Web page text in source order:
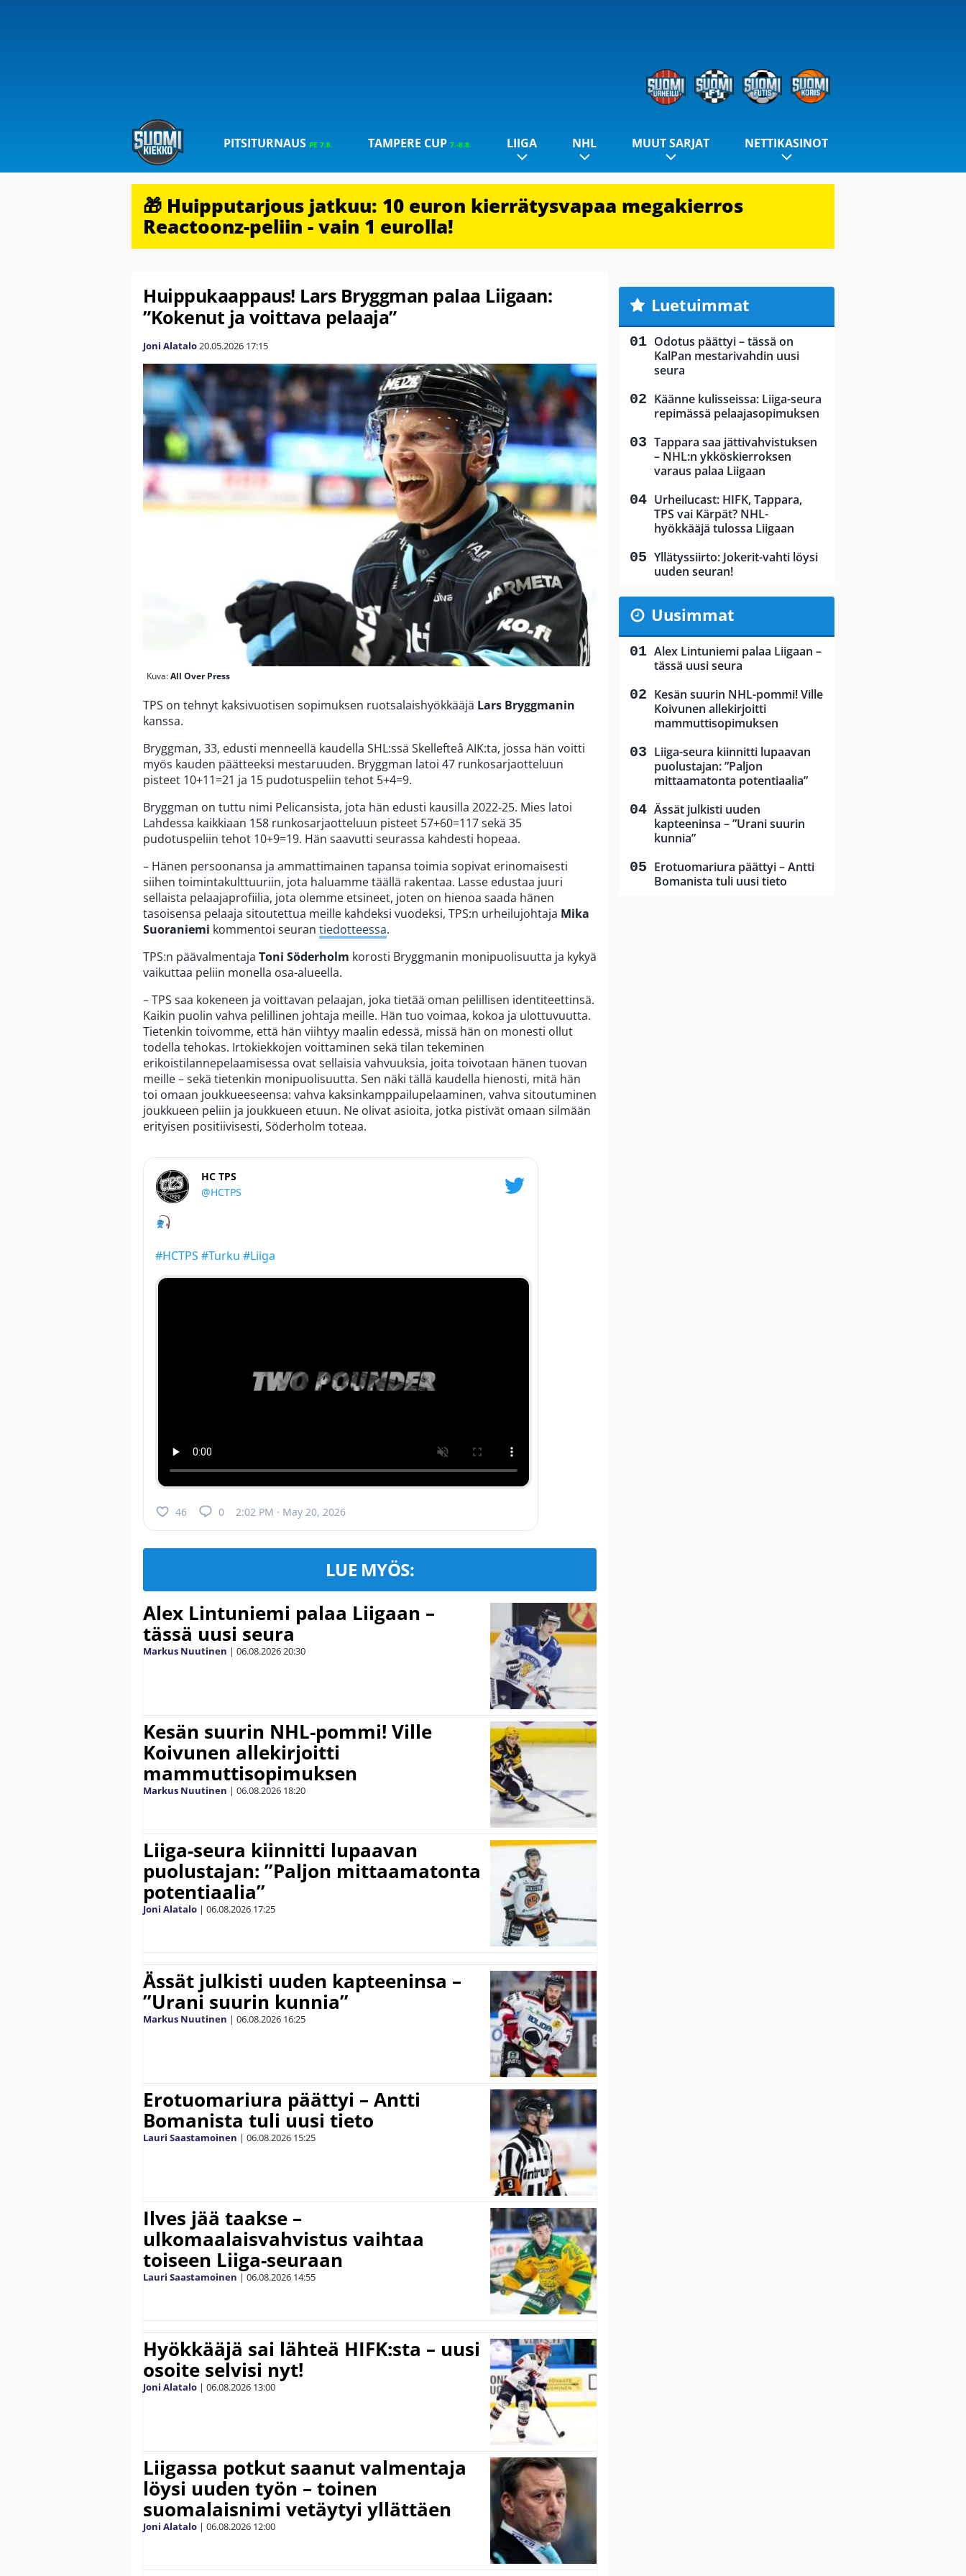
PITSITURNAUS PE 7.8. TAMPERE CUP 7.-8.8. LIIGA NHL MUUT SARJAT NETTIKASINOT
🎁 Huipputarjous jatkuu: 10 euron kierrätysvapaa megakierros
Reactoonz-peliin - vain 1 eurolla!
Huippukaappaus! Lars Bryggman palaa Liigaan:
”Kokenut ja voittava pelaaja”
Joni Alatalo20.05.2026 17:15
Kuva:All Over Press
TPS on tehnyt kaksivuotisen sopimuksen ruotsalaishyökkääjä Lars Bryggmanin
kanssa.
Bryggman, 33, edusti menneellä kaudella SHL:ssä Skellefteå AIK:ta, jossa hän voitti
myös kauden päätteeksi mestaruuden. Bryggman latoi 47 runkosarjaotteluun
pisteet 10+11=21 ja 15 pudotuspeliin tehot 5+4=9.
Bryggman on tuttu nimi Pelicansista, jota hän edusti kausilla 2022-25. Mies latoi
Lahdessa kaikkiaan 158 runkosarjaotteluun pisteet 57+60=117 sekä 35
pudotuspeliin tehot 10+9=19. Hän saavutti seurassa kahdesti hopeaa.
– Hänen persoonansa ja ammattimainen tapansa toimia sopivat erinomaisesti
siihen toimintakulttuuriin, jota haluamme täällä rakentaa. Lasse edustaa juuri
sellaista pelaajaprofiilia, jota olemme etsineet, joten on hienoa saada hänen
tasoisensa pelaaja sitoutettua meille kahdeksi vuodeksi, TPS:n urheilujohtaja Mika
Suoraniemi kommentoi seuran tiedotteessa.
TPS:n päävalmentaja Toni Söderholm korosti Bryggmanin monipuolisuutta ja kykyä
vaikuttaa peliin monella osa-alueella.
– TPS saa kokeneen ja voittavan pelaajan, joka tietää oman pelillisen identiteettinsä.
Kaikin puolin vahva pelillinen johtaja meille. Hän tuo voimaa, kokoa ja ulottuvuutta.
Tietenkin toivomme, että hän viihtyy maalin edessä, missä hän on monesti ollut
todella tehokas. Irtokiekkojen voittaminen sekä tilan tekeminen
erikoistilannepelaamisessa ovat sellaisia vahvuuksia, joita toivotaan hänen tuovan
meille – sekä tietenkin monipuolisuutta. Sen näki tällä kaudella hienosti, mitä hän
toi omaan joukkueeseensa: vahva kaksinkamppailupelaaminen, vahva sitoutuminen
joukkueen peliin ja joukkueen etuun. Ne olivat asioita, jotka pistivät omaan silmään
erityisen positiivisesti, Söderholm toteaa.
HC TPS
@HCTPS
#HCTPS #Turku #Liiga
46 0 2:02 PM · May 20, 2026
LUE MYÖS:
Alex Lintuniemi palaa Liigaan –
tässä uusi seura
Markus Nuutinen | 06.08.202620:30
Kesän suurin NHL-pommi! Ville
Koivunen allekirjoitti
mammuttisopimuksen
Markus Nuutinen | 06.08.2026 18:20
Liiga-seura kiinnitti lupaavan
puolustajan: ”Paljon mittaamatonta
potentiaalia”
Joni Alatalo | 06.08.2026 17:25
Ässät julkisti uuden kapteeninsa –
”Urani suurin kunnia”
Markus Nuutinen | 06.08.2026 16:25
Erotuomariura päättyi – Antti
Bomanista tuli uusi tieto
Lauri Saastamoinen | 06.08.2026 15:25
Ilves jää taakse –
ulkomaalaisvahvistus vaihtaa
toiseen Liiga-seuraan
Lauri Saastamoinen | 06.08.2026 14:55
Hyökkääjä sai lähteä HIFK:sta – uusi
osoite selvisi nyt!
Joni Alatalo | 06.08.2026 13:00
Liigassa potkut saanut valmentaja
löysi uuden työn – toinen
suomalaisnimi vetäytyi yllättäen
Joni Alatalo | 06.08.2026 12:00
Luetuimmat
Odotus päättyi – tässä on
KalPan mestarivahdin uusi
seura
Käänne kulisseissa: Liiga-seura
repimässä pelaajasopimuksen
Tappara saa jättivahvistuksen
– NHL:n ykköskierroksen
varaus palaa Liigaan
Urheilucast: HIFK, Tappara,
TPS vai Kärpät? NHL-
hyökkääjä tulossa Liigaan
Yllätyssiirto: Jokerit-vahti löysi
uuden seuran!
Uusimmat
Alex Lintuniemi palaa Liigaan –
tässä uusi seura
Kesän suurin NHL-pommi! Ville
Koivunen allekirjoitti
mammuttisopimuksen
Liiga-seura kiinnitti lupaavan
puolustajan: ”Paljon
mittaamatonta potentiaalia”
Ässät julkisti uuden
kapteeninsa – ”Urani suurin
kunnia”
Erotuomariura päättyi – Antti
Bomanista tuli uusi tieto